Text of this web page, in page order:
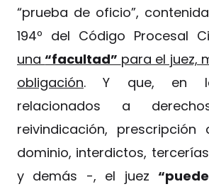
“prueba de oficio”,
194º del Código Procesal
una“facultad” para el juez,
obligación. Y que, en
relacionados a
reivindicación, prescripción
dominio, interdictos,
y demás -, el juez